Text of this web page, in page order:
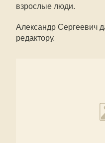
взрослые люди.
Александр Сергеевич
редактору.